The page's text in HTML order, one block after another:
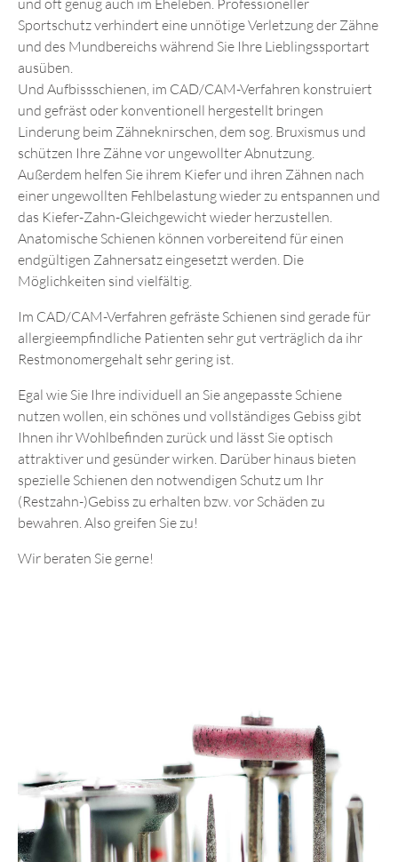
und oft genug auch im Eheleben. Professioneller
Sportschutz verhindert eine unnötige Verletzung der Zähne
und des Mundbereichs während Sie Ihre Lieblingssportart
ausüben.
Und Aufbissschienen, im CAD/CAM-Verfahren konstruiert
und gefräst oder konventionell hergestellt bringen
Linderung beim Zähneknirschen, dem sog. Bruxismus und
schützen Ihre Zähne vor ungewollter Abnutzung.
Außerdem helfen Sie ihrem Kiefer und ihren Zähnen nach
einer ungewollten Fehlbelastung wieder zu entspannen und
das Kiefer-Zahn-Gleichgewicht wieder herzustellen.
Anatomische Schienen können vorbereitend für einen
endgültigen Zahnersatz eingesetzt werden. Die
Möglichkeiten sind vielfältig.
Im CAD/CAM-Verfahren gefräste Schienen sind gerade für
allergieempfindliche Patienten sehr gut verträglich da ihr
Restmonomergehalt sehr gering ist.
Egal wie Sie Ihre individuell an Sie angepasste Schiene
nutzen wollen, ein schönes und vollständiges Gebiss gibt
Ihnen ihr Wohlbefinden zurück und lässt Sie optisch
attraktiver und gesünder wirken. Darüber hinaus bieten
spezielle Schienen den notwendigen Schutz um Ihr
(Restzahn-)Gebiss zu erhalten bzw. vor Schäden zu
bewahren. Also greifen Sie zu!
Wir beraten Sie gerne!